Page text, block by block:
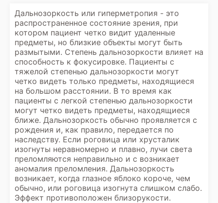
Дальнозоркость или гиперметропия - это
распространенное состояние зрения, при
котором пациент четко видит удаленные
предметы, но близкие объекты могут быть
размытыми. Степень дальнозоркости влияет на
способность к фокусировке. Пациенты с
тяжелой степенью дальнозоркости могут
четко видеть только предметы, находящиеся
на большом расстоянии. В то время как
пациенты с легкой степенью дальнозоркости
могут четко видеть предметы, находящиеся
ближе. Дальнозоркость обычно проявляется с
рождения и, как правило, передается по
наследству. Если роговица или хрусталик
изогнуты неравномерно и плавно, лучи света
преломляются неправильно и с возникает
аномалия преломления. Дальнозоркость
возникает, когда глазное яблоко короче, чем
обычно, или роговица изогнута слишком слабо.
Эффект противоположен близорукости.